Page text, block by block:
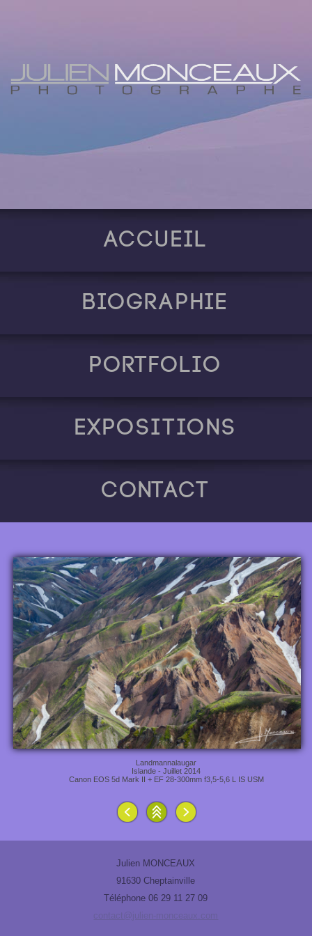
Accueil
Biographie
Portfolio
Expositions
Contact
Landmannalaugar
Islande - Juillet 2014
Canon EOS 5d Mark II + EF 28-300mm f3,5-5,6 L IS USM
Julien MONCEAUX
91630 Cheptainville
Téléphone 06 29 11 27 09
contact@julien-monceaux.com